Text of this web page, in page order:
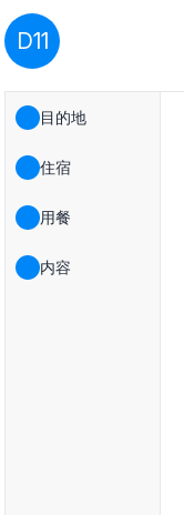
D11
目的地
住宿
用餐
内容